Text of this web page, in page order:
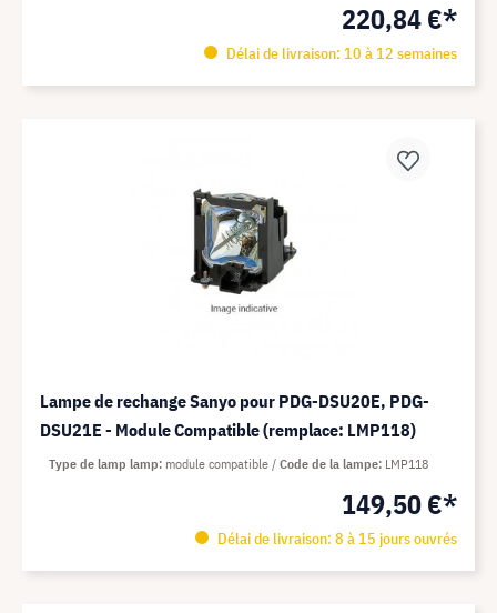
220,84 €*
Délai de livraison: 10 à 12 semaines
Lampe de rechange Sanyo pour PDG-DSU20E, PDG-
DSU21E - Module Compatible (remplace: LMP118)
149,50 €*
Délai de livraison: 8 à 15 jours ouvrés
Type de lamp lamp module compatible Code de la lampe LMP118